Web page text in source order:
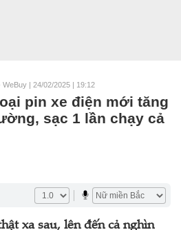
WeBuy |24/02/2025 | 19:12
pin xe điện mới tăng
sạc 1 lần chạy cả
xa sau, lên đến cả nghìn